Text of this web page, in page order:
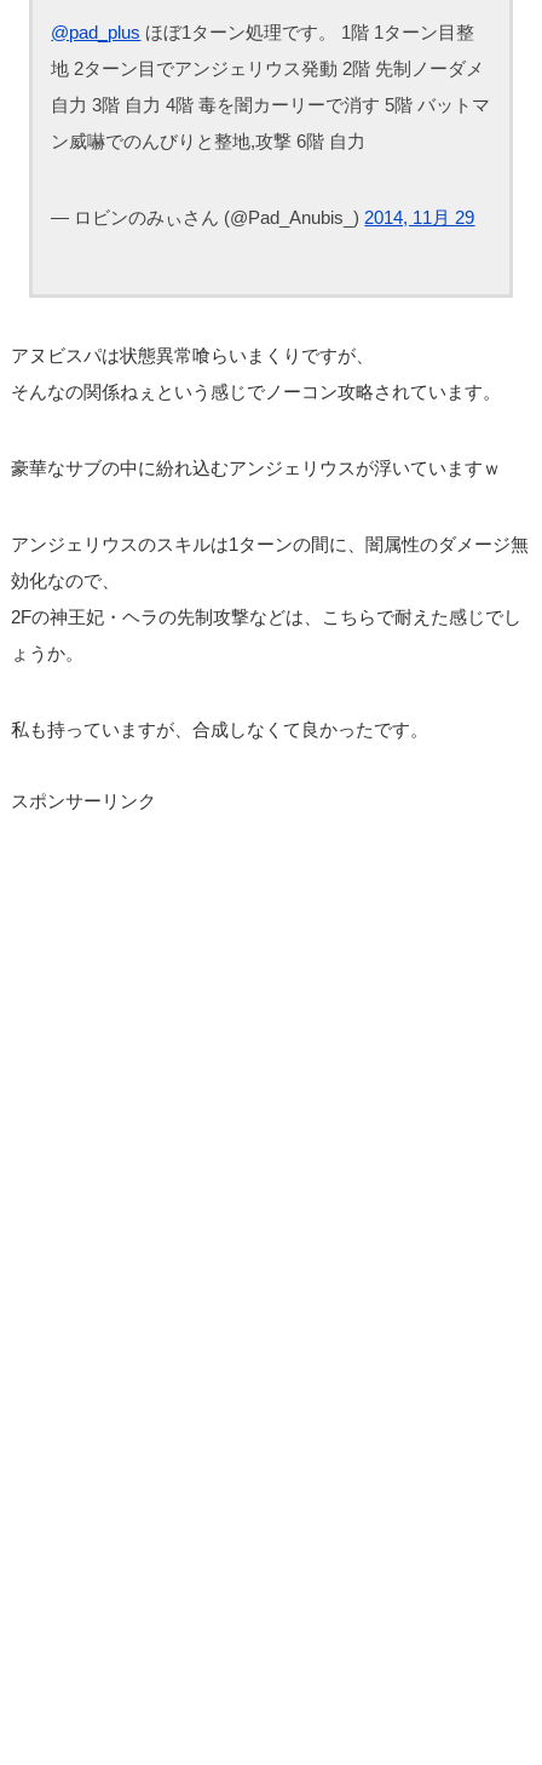
@pad_plus ほぼ1ターン処理です。 1階 1ターン目整
地 2ターン目でアンジェリウス発動 2階 先制ノーダメ
自力 3階 自力 4階 毒を闇カーリーで消す 5階 バットマ
ン威嚇でのんびりと整地,攻撃 6階 自力
— ロビンのみぃさん (@Pad_Anubis_) 2014, 11月 29
アヌビスパは状態異常喰らいまくりですが、
そんなの関係ねぇという感じでノーコン攻略されています。
豪華なサブの中に紛れ込むアンジェリウスが浮いていますｗ
アンジェリウスのスキルは1ターンの間に、闇属性のダメージ無
効化なので、
2Fの神王妃・ヘラの先制攻撃などは、こちらで耐えた感じでし
ょうか。
私も持っていますが、合成しなくて良かったです。
スポンサーリンク